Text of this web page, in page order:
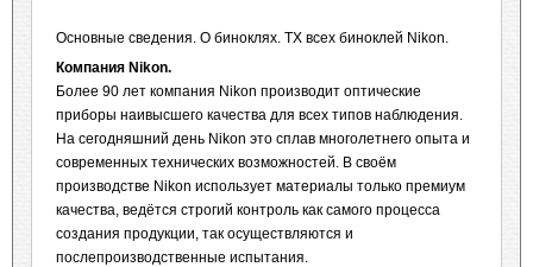
Основные сведения. О биноклях. ТХ всех биноклей Nikon.
Компания Nikon.
Более 90 лет компания Nikon производит оптические
приборы наивысшего качества для всех типов наблюдения.
На сегодняшний день Nikon это сплав многолетнего опыта и
современных технических возможностей. В своём
производстве Nikon использует материалы только премиум
качества, ведётся строгий контроль как самого процесса
создания продукции, так осуществляются и
послепроизводственные испытания.